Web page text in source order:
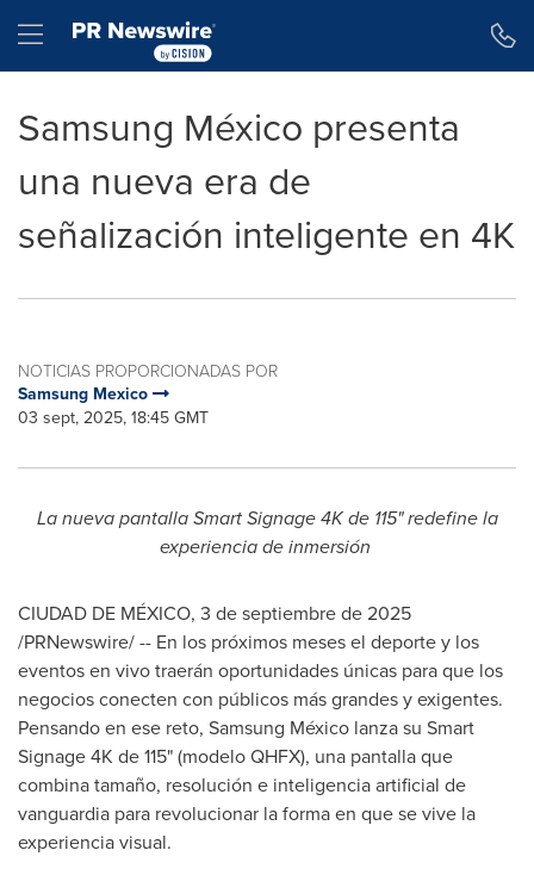
Hamburger menu
Samsung México presenta
una nueva era de
señalización inteligente en 4K
NOTICIAS PROPORCIONADAS POR
Samsung Mexico
03 sept, 2025, 18:45 GMT
La nueva pantalla Smart Signage4Kde 115" redefine la
experiencia de inmersión
CIUDAD DE MÉXICO, 3 de septiembre de 2025
/PRNewswire/ -- En los próximos meses el deporte y los
eventos en vivo traerán oportunidades únicas para que los
negocios conecten con públicos más grandes y exigentes.
Pensando en ese reto, Samsung México lanza su Smart
Signage4K de 115" (modelo QHFX), una pantalla que
combina tamaño, resolución e inteligencia artificial de
vanguardia para revolucionar la forma en que se vive la
experiencia visual.